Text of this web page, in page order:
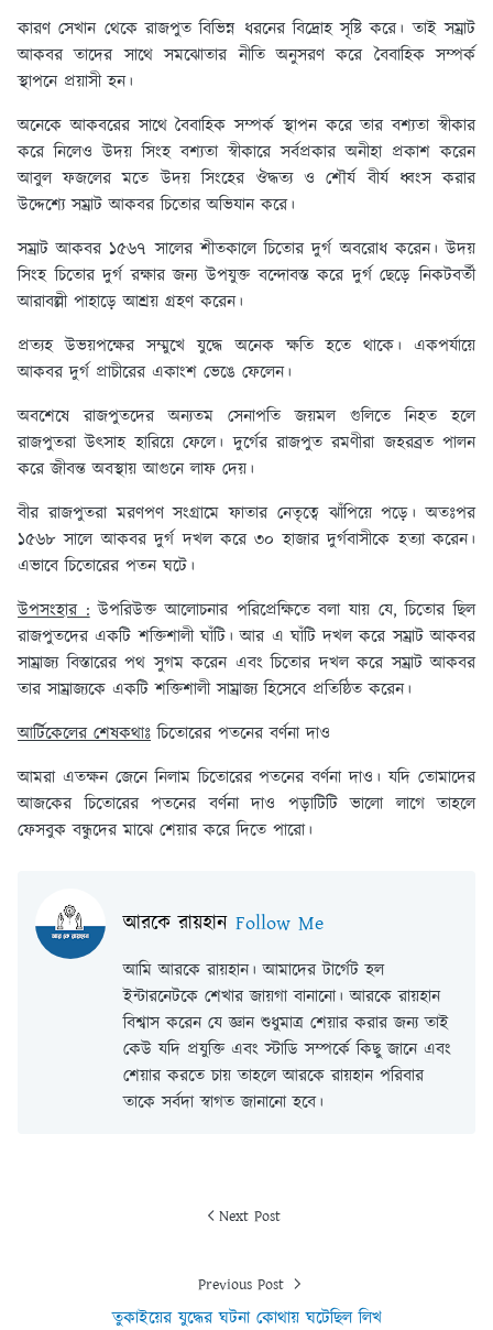
কারণ সেখান থেকে রাজপুত বিভিন্ন ধরনের বিদ্রোহ সৃষ্টি করে। তাই সম্রাট
আকবর তাদের সাথে সমঝোতার নীতি অনুসরণ করে বৈবাহিক সম্পর্ক
স্থাপনে প্রয়াসী হন।
অনেকে আকবরের সাথে বৈবাহিক সম্পর্ক স্থাপন করে তার বশ্যতা স্বীকার
করে নিলেও উদয় সিংহ বশ্যতা স্বীকারে সর্বপ্রকার অনীহা প্রকাশ করেন
আবুল ফজলের মতে উদয় সিংহের ঔদ্ধত্য ও শৌর্য বীর্য ধ্বংস করার
উদ্দেশ্যে সম্রাট আকবর চিতোর অভিযান করে।
সম্রাট আকবর ১৫৬৭ সালের শীতকালে চিতোর দুর্গ অবরোধ করেন। উদয়
সিংহ চিতোর দুর্গ রক্ষার জন্য উপযুক্ত বন্দোবস্ত করে দুর্গ ছেড়ে নিকটবর্তী
আরাবল্লী পাহাড়ে আশ্রয় গ্রহণ করেন।
প্রত্যহ উভয়পক্ষের সম্মুখে যুদ্ধে অনেক ক্ষতি হতে থাকে। একপর্যায়ে
আকবর দুর্গ প্রাচীরের একাংশ ভেঙে ফেলেন।
অবশেষে রাজপুতদের অন্যতম সেনাপতি জয়মল গুলিতে নিহত হলে
রাজপুতরা উৎসাহ হারিয়ে ফেলে। দুর্গের রাজপুত রমণীরা জহরব্রত পালন
করে জীবন্ত অবস্থায় আগুনে লাফ দেয়।
বীর রাজপুতরা মরণপণ সংগ্রামে ফাতার নেতৃত্বে ঝাঁপিয়ে পড়ে। অতঃপর
১৫৬৮ সালে আকবর দুর্গ দখল করে ৩০ হাজার দুর্গবাসীকে হত্যা করেন।
এভাবে চিতোরের পতন ঘটে।
উপসংহার :উপরিউক্ত আলোচনার পরিপ্রেক্ষিতে বলা যায় যে, চিতোর ছিল
রাজপুতদের একটি শক্তিশালী ঘাঁটি। আর এ ঘাঁটি দখল করে সম্রাট আকবর
সাম্রাজ্য বিস্তারের পথ সুগম করেন এবং চিতোর দখল করে সম্রাট আকবর
তার সাম্রাজ্যকে একটি শক্তিশালী সাম্রাজ্য হিসেবে প্রতিষ্ঠিত করেন।
আর্টিকেলের শেষকথাঃ চিতোরের পতনের বর্ণনা দাও
আমরা এতক্ষন জেনে নিলাম চিতোরের পতনের বর্ণনা দাও। যদি তোমাদের
আজকের চিতোরের পতনের বর্ণনা দাও পড়াটিটি ভালো লাগে তাহলে
ফেসবুক বন্ধুদের মাঝে শেয়ার করে দিতে পারো।
আরকে রায়হান Follow Me
আমি আরকে রায়হান। আমাদের টার্গেট হল
ইন্টারনেটকে শেখার জায়গা বানানো। আরকে রায়হান
বিশ্বাস করেন যে জ্ঞান শুধুমাত্র শেয়ার করার জন্য তাই
কেউ যদি প্রযুক্তি এবং স্টাডি সম্পর্কে কিছু জানে এবং
শেয়ার করতে চায় তাহলে আরকে রায়হান পরিবার
তাকে সর্বদা স্বাগত জানানো হবে।
Next Post
Previous Post
তুকাইয়ের যুদ্ধের ঘটনা কোথায় ঘটেছিল লিখ